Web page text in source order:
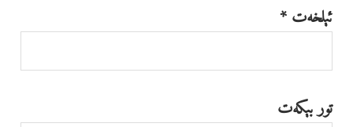
ئېلخەت*
تور بېكەت